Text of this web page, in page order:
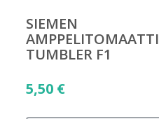
SIEMEN
AMPPELITOMAATTI
TUMBLER F1
5,50 €